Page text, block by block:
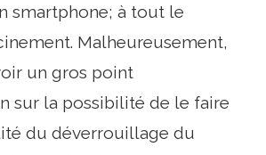
smartphone; à tout le
Malheureusement,
un gros point
sur la possibilité de le faire
du déverrouillage du